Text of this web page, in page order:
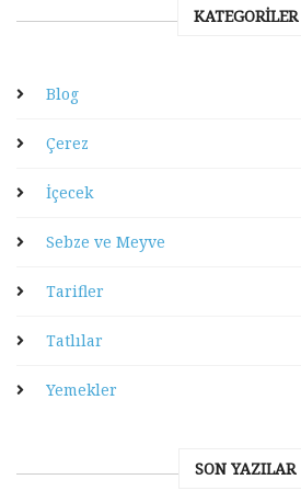
KATEGORILER
Blog
Çerez
İçecek
Sebze ve Meyve
Tarifler
Tatlılar
Yemekler
SON YAZILAR